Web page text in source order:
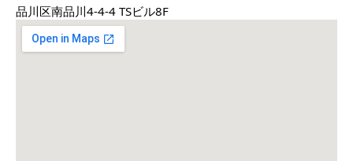
品川区南品川4-4-4 TSビル8F